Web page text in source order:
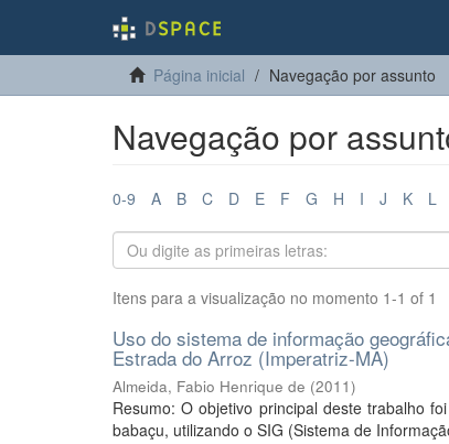
Página inicial Navegação por assunto
Navegação por
0-9 A B C D E F G H I J K L
Itens para a visualização no momento 1-1 of 1
Uso do sistema de informação
Estrada do Arroz (Imperatriz-MA)
Almeida, Fabio Henrique de (2011)
Resumo: O objetivo principal deste trabalho
babaçu, utilizando o SIG (Sistema de